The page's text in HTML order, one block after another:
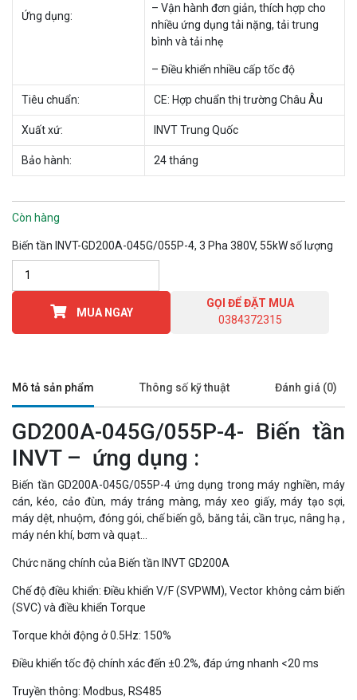
Ứng dụng:
– Vận hành đơn giản, thích hợp cho
nhiều ứng dụng tải nặng, tải trung
bình và tải nhẹ
– Điều khiển nhiều cấp tốc độ
Tiêu chuẩn: CE: Hợp chuẩn thị trường Châu Âu
Xuất xứ: INVT Trung Quốc
Bảo hành: 24 tháng
Còn hàng
Biến tần INVT-GD200A-045G/055P-4, 3 Pha 380V, 55kW số lượng
MUA NGAY
GỌI ĐỂ ĐẶT MUA
0384372315
Mô tả sản phẩm Thông số kỹ thuật Đánh giá (0)
GD200A-045G/055P-4- Biến tần
INVT – ứng dụng :
Biến tần GD200A-045G/055P-4 ứng dụng trong máy nghiền, máy
cán, kéo, cảo đùn, máy tráng màng, máy xeo giấy, máy tạo sợi,
máy dệt, nhuộm, đóng gói, chế biến gỗ, băng tải, cần trục, nâng hạ ,
máy nén khí, bơm và quạt…
Chức năng chính của Biến tần INVT GD200A
Chế độ điều khiển: Điều khiển V/F (SVPWM), Vector không cảm biến
(SVC) và điều khiển Torque
Torque khởi động ở 0.5Hz: 150%
Điều khiển tốc độ chính xác đến ±0.2%, đáp ứng nhanh <20 ms
Truyền thông: Modbus, RS485